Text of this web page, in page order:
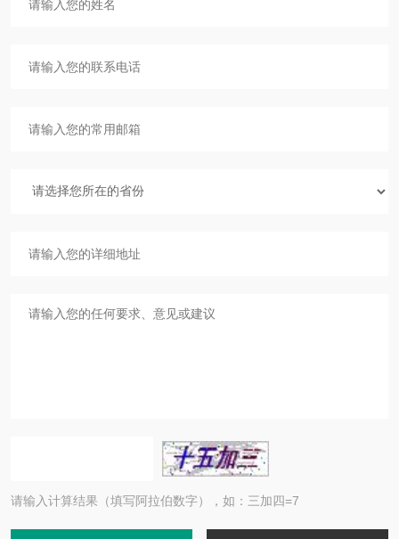
请输入计算结果（填写阿拉伯数字），如：三加四=7